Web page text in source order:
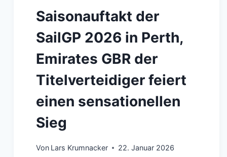
Saisonauftakt der
SailGP 2026 in Perth,
Emirates GBR der
Titelverteidiger feiert
einen sensationellen
Sieg
Von Lars Krumnacker 22. Januar 2026